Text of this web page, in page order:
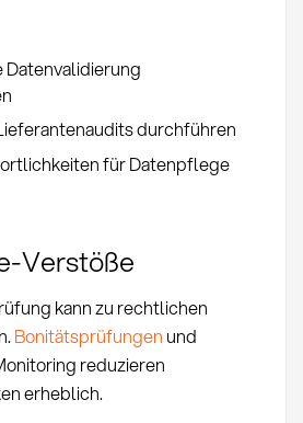
durchführen
für Datenpflege
Verstöße
kann zu rechtlichen
Bonitätsprüfungen und
reduzieren
erheblich.